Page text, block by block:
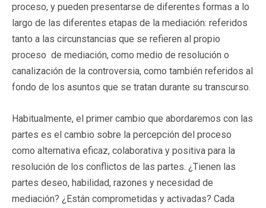
proceso, y pueden presentarse de diferentes formas a lo
largo de las diferentes etapas de la mediación: referidos
tanto a las circunstancias que se refieren al propio
proceso de mediación, como medio de resolución o
canalización de la controversia, como también referidos al
fondo de los asuntos que se tratan durante su transcurso.
Habitualmente, el primer cambio que abordaremos con las
partes es el cambio sobre la percepción del proceso
como alternativa eficaz, colaborativa y positiva para la
resolución de los conflictos de las partes. ¿Tienen las
partes deseo, habilidad, razones y necesidad de
mediación? ¿Están comprometidas y activadas? Cada